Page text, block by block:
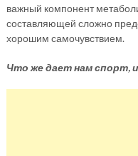
важный компонент
составляющей сложно
хорошим самочувствием.
Что же дает нам спорт,